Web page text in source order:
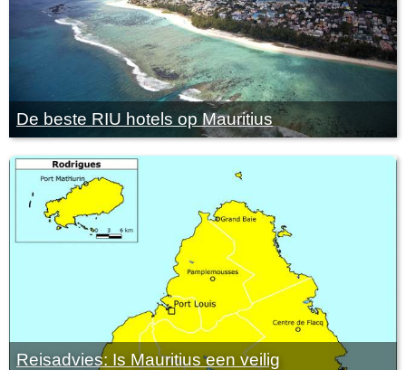
De beste RIU hotels op Mauritius
Reisadvies: Is Mauritius een veilig